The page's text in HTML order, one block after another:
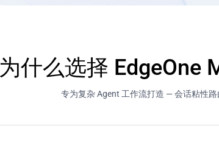
为什么选择 EdgeOne
专为复杂 Agent 工作流打造 — 会话粘性